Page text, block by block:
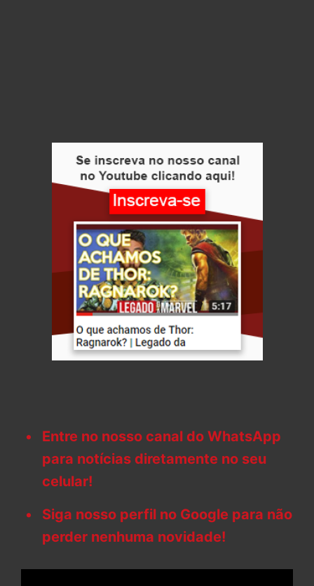
Entre no nosso canal do WhatsApp
para notícias diretamente no seu
celular!
Siga nosso perfil no Google para não
perder nenhuma novidade!